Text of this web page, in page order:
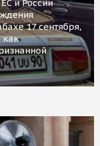
и России
17 сентября,
как